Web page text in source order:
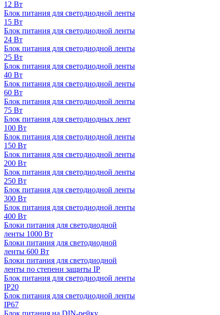
12 Вт
Блок питания для светодиодной ленты
15 Вт
Блок питания для светодиодной ленты
24 Вт
Блок питания для светодиодной ленты
25 Вт
Блок питания для светодиодной ленты
40 Вт
Блок питания для светодиодной ленты
60 Вт
Блок питания для светодиодной ленты
75 Вт
Блок питания для светодиодных лент
100 Вт
Блок питания для светодиодной ленты
150 Вт
Блок питания для светодиодной ленты
200 Вт
Блок питания для светодиодной ленты
250 Вт
Блок питания для светодиодной ленты
300 Вт
Блок питания для светодиодной ленты
400 Вт
Блоки питания для светодиодной
ленты 1000 Вт
Блоки питания для светодиодной
ленты 600 Вт
Блоки питания для светодиодной
ленты по степени защиты IP
Блок питания для светодиодной ленты
IP20
Блок питания для светодиодной ленты
IP67
Блок питания на DIN-рейку